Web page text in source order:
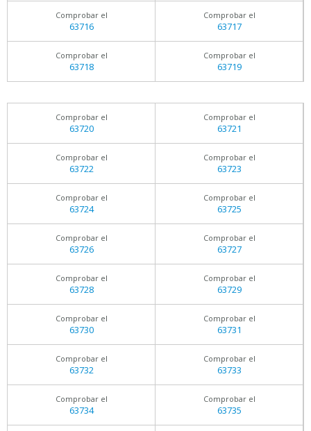
Comprobar el
63716
Comprobar el
63717
Comprobar el
63718
Comprobar el
63719
Comprobar el
63720
Comprobar el
63721
Comprobar el
63722
Comprobar el
63723
Comprobar el
63724
Comprobar el
63725
Comprobar el
63726
Comprobar el
63727
Comprobar el
63728
Comprobar el
63729
Comprobar el
63730
Comprobar el
63731
Comprobar el
63732
Comprobar el
63733
Comprobar el
63734
Comprobar el
63735